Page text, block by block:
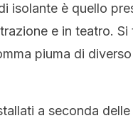
isolante è quello
e in teatro. Si
piuma di
a seconda